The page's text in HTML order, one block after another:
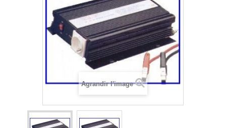
Agrandir l'image